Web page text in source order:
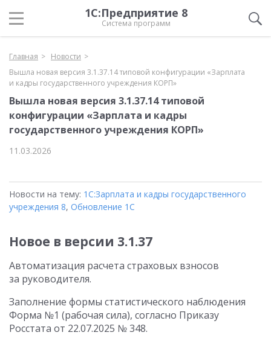
1С:Предприятие 8
Система программ
Главная
Новости
Вышла новая версия 3.1.37.14 типовой конфигурации «Зарплата
и кадры государственного учреждения КОРП»
Вышла новая версия 3.1.37.14 типовой
конфигурации «Зарплата и кадры
государственного учреждения КОРП»
11.03.2026
Новости на тему: 1С:Зарплата и кадры государственного
учреждения 8, Обновление 1С
Новое в версии 3.1.37
Автоматизация расчета страховых взносов
за руководителя.
Заполнение формы статистического наблюдения
Форма №1 (рабочая сила), согласно Приказу
Росстата от 22.07.2025 № 348.